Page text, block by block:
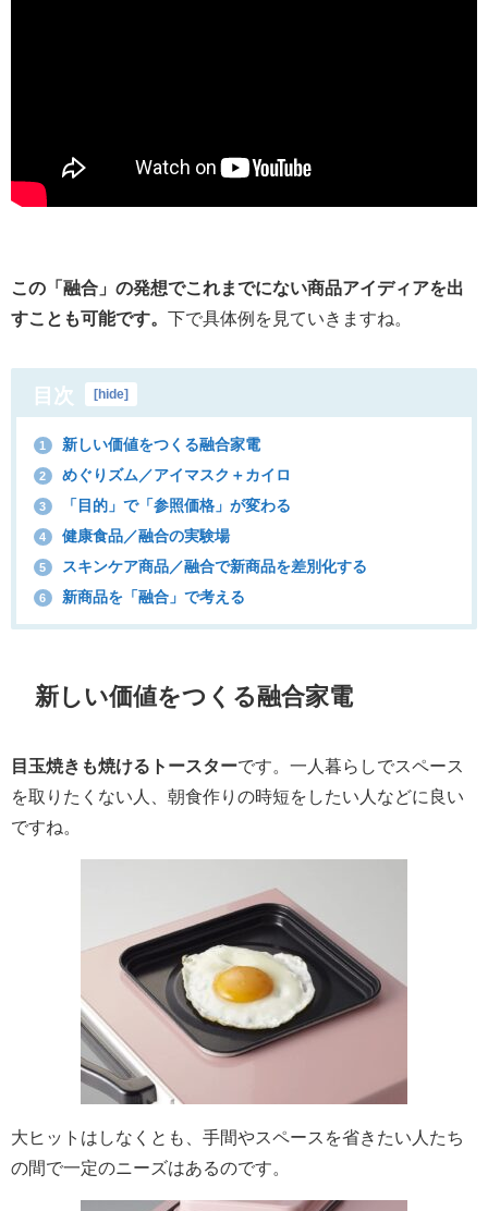
この「融合」の発想でこれまでにない商品アイディアを出
すことも可能です。 下で具体例を見ていきますね。
目次 [hide]
1 新しい価値をつくる融合家電
2 めぐりズム／アイマスク＋カイロ
3 「目的」で「参照価格」が変わる
4 健康食品／融合の実験場
5 スキンケア商品／融合で新商品を差別化する
6 新商品を「融合」で考える
新しい価値をつくる融合家電
目玉焼きも焼けるトースターです。一人暮らしでスペース
を取りたくない人、朝食作りの時短をしたい人などに良い
ですね。
大ヒットはしなくとも、手間やスペースを省きたい人たち
の間で一定のニーズはあるのです。